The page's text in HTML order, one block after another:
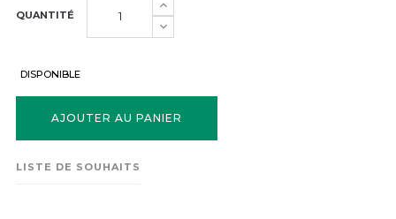
QUANTITÉ
DISPONIBLE
AJOUTER AU PANIER
LISTE DE SOUHAITS